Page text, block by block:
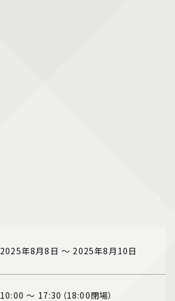
2025年8月8日 ～ 2025年8月10日
10:00 ～ 17:30（18:00閉場）